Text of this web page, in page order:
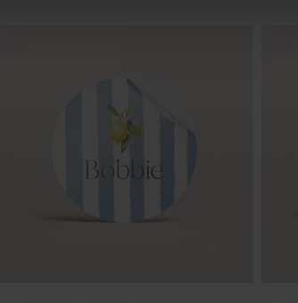
Vase rose pour cadeau invité baptême